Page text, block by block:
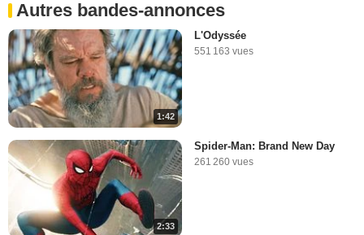
Autres bandes-annonces
1:42
L'Odyssée
551 163 vues
2:33
Spider-Man: Brand New Day
261 260 vues